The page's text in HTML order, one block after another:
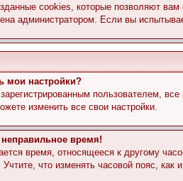
cookies, которые позволяют
администратором. Если вы
мои настройки?
пользователем,
изменить все свои настройки.
время!
время, относящееся к другому
что изменять часовой пояс,